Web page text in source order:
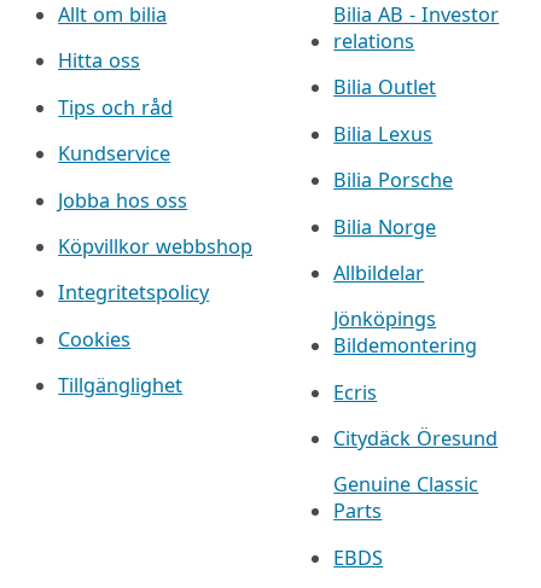
Allt om bilia
Hitta oss
Tips och råd
Kundservice
Jobba hos oss
Köpvillkor webbshop
Integritetspolicy
Cookies
Tillgänglighet
Bilia AB - Investor
relations
Bilia Outlet
Bilia Lexus
Bilia Porsche
Bilia Norge
Allbildelar
Jönköpings
Bildemontering
Ecris
Citydäck Öresund
Genuine Classic
Parts
EBDS